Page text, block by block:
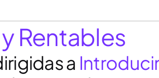
Rentables
a